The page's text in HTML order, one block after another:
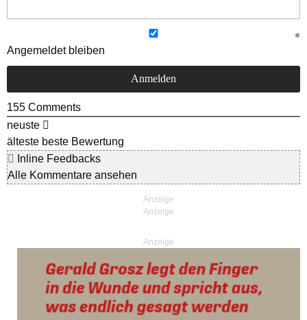
Angemeldet bleiben
155 Comments
neuste
älteste beste Bewertung
Inline Feedbacks
Alle Kommentare ansehen
Anzeige